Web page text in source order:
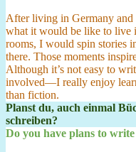
After living in Germany and
what it would be like to live
rooms, I would spin stories
there. Those moments
Although it’s not easy to
involved—I really enjoy
than fiction.
Planst du, auch einmal
schreiben?
Do you have plans to